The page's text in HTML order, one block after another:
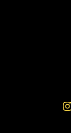
Instagram